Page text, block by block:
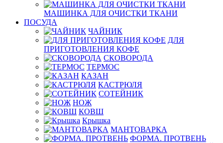
МАШИНКА ДЛЯ ОЧИСТКИ ТКАНИ
ПОСУДА
ЧАЙНИК
ДЛЯ
ПРИГОТОВЛЕНИЯ КОФЕ
СКОВОРОДА
ТЕРМОС
КАЗАН
КАСТРЮЛЯ
СОТЕЙНИК
НОЖ
КОВШ
Крышка
МАНТОВАРКА
ФОРМА. ПРОТВЕНЬ